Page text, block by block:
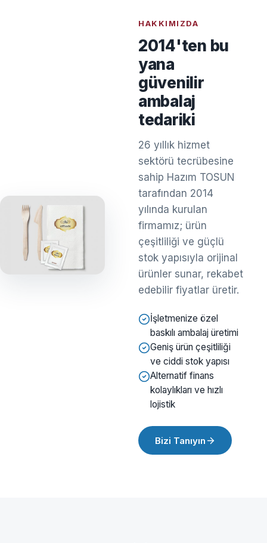
HAKKIMIZDA
2014'ten bu
yana
güvenilir
ambalaj
tedariki
26 yıllık hizmet
sektörü tecrübesine
sahip Hazım TOSUN
tarafından 2014
yılında kurulan
firmamız; ürün
çeşitliliği ve güçlü
stok yapısıyla orijinal
ürünler sunar, rekabet
edebilir fiyatlar üretir.
İşletmenize özel
baskılı ambalaj üretimi
Geniş ürün çeşitliliği
ve ciddi stok yapısı
Alternatif finans
kolaylıkları ve hızlı
lojistik
Bizi Tanıyın